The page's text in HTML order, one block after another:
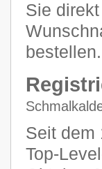
Sie
bestellen.
Seit dem
Top-